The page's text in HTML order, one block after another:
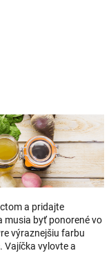
a pridajte
musia byť ponorené vo
výraznejšiu farbu
Vajíčka vylovte a